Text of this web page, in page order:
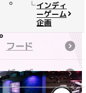
インディ
ーゲーム
企画
フード
グッズ
が